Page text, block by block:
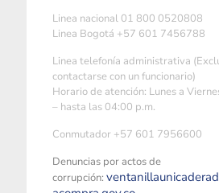
Linea nacional 01 800 0520808
Linea Bogotá +57 601 7456788
Linea telefonía administrativa
contactarse con un funcionario)
Horario de atención: Lunes a
– hasta las 04:00 p.m.
Conmutador +57 601 7956600
Denuncias por actos de
corrupción: